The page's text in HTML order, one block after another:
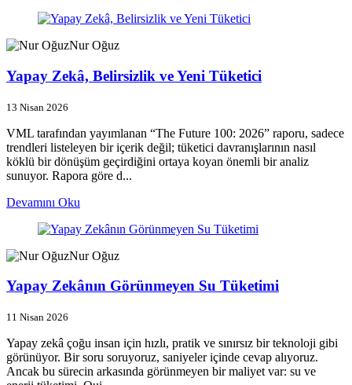
Nur Oğuz
Yapay Zekâ, Belirsizlik ve Yeni Tüketici
13 Nisan 2026
VML tarafından yayımlanan “The Future 100: 2026” raporu, sadece
trendleri listeleyen bir içerik değil; tüketici davranışlarının nasıl
köklü bir dönüşüm geçirdiğini ortaya koyan önemli bir analiz
sunuyor. Rapora göre d...
Devamını Oku
Nur Oğuz
Yapay Zekânın Görünmeyen Su Tüketimi
11 Nisan 2026
Yapay zekâ çoğu insan için hızlı, pratik ve sınırsız bir teknoloji gibi
görünüyor. Bir soru soruyoruz, saniyeler içinde cevap alıyoruz.
Ancak bu sürecin arkasında görünmeyen bir maliyet var: su ve